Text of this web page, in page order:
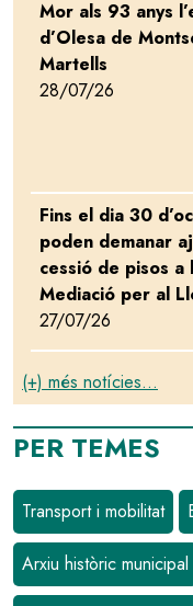
Mor als 93 anys
d’Olesa de
Martells
28/07/26
Fins el dia 30
poden demanar
cessió de pisos a
Mediació per al
27/07/26
(+) més notícies...
PER TEMES
Transport i mobilitat
Arxiu històric municipal